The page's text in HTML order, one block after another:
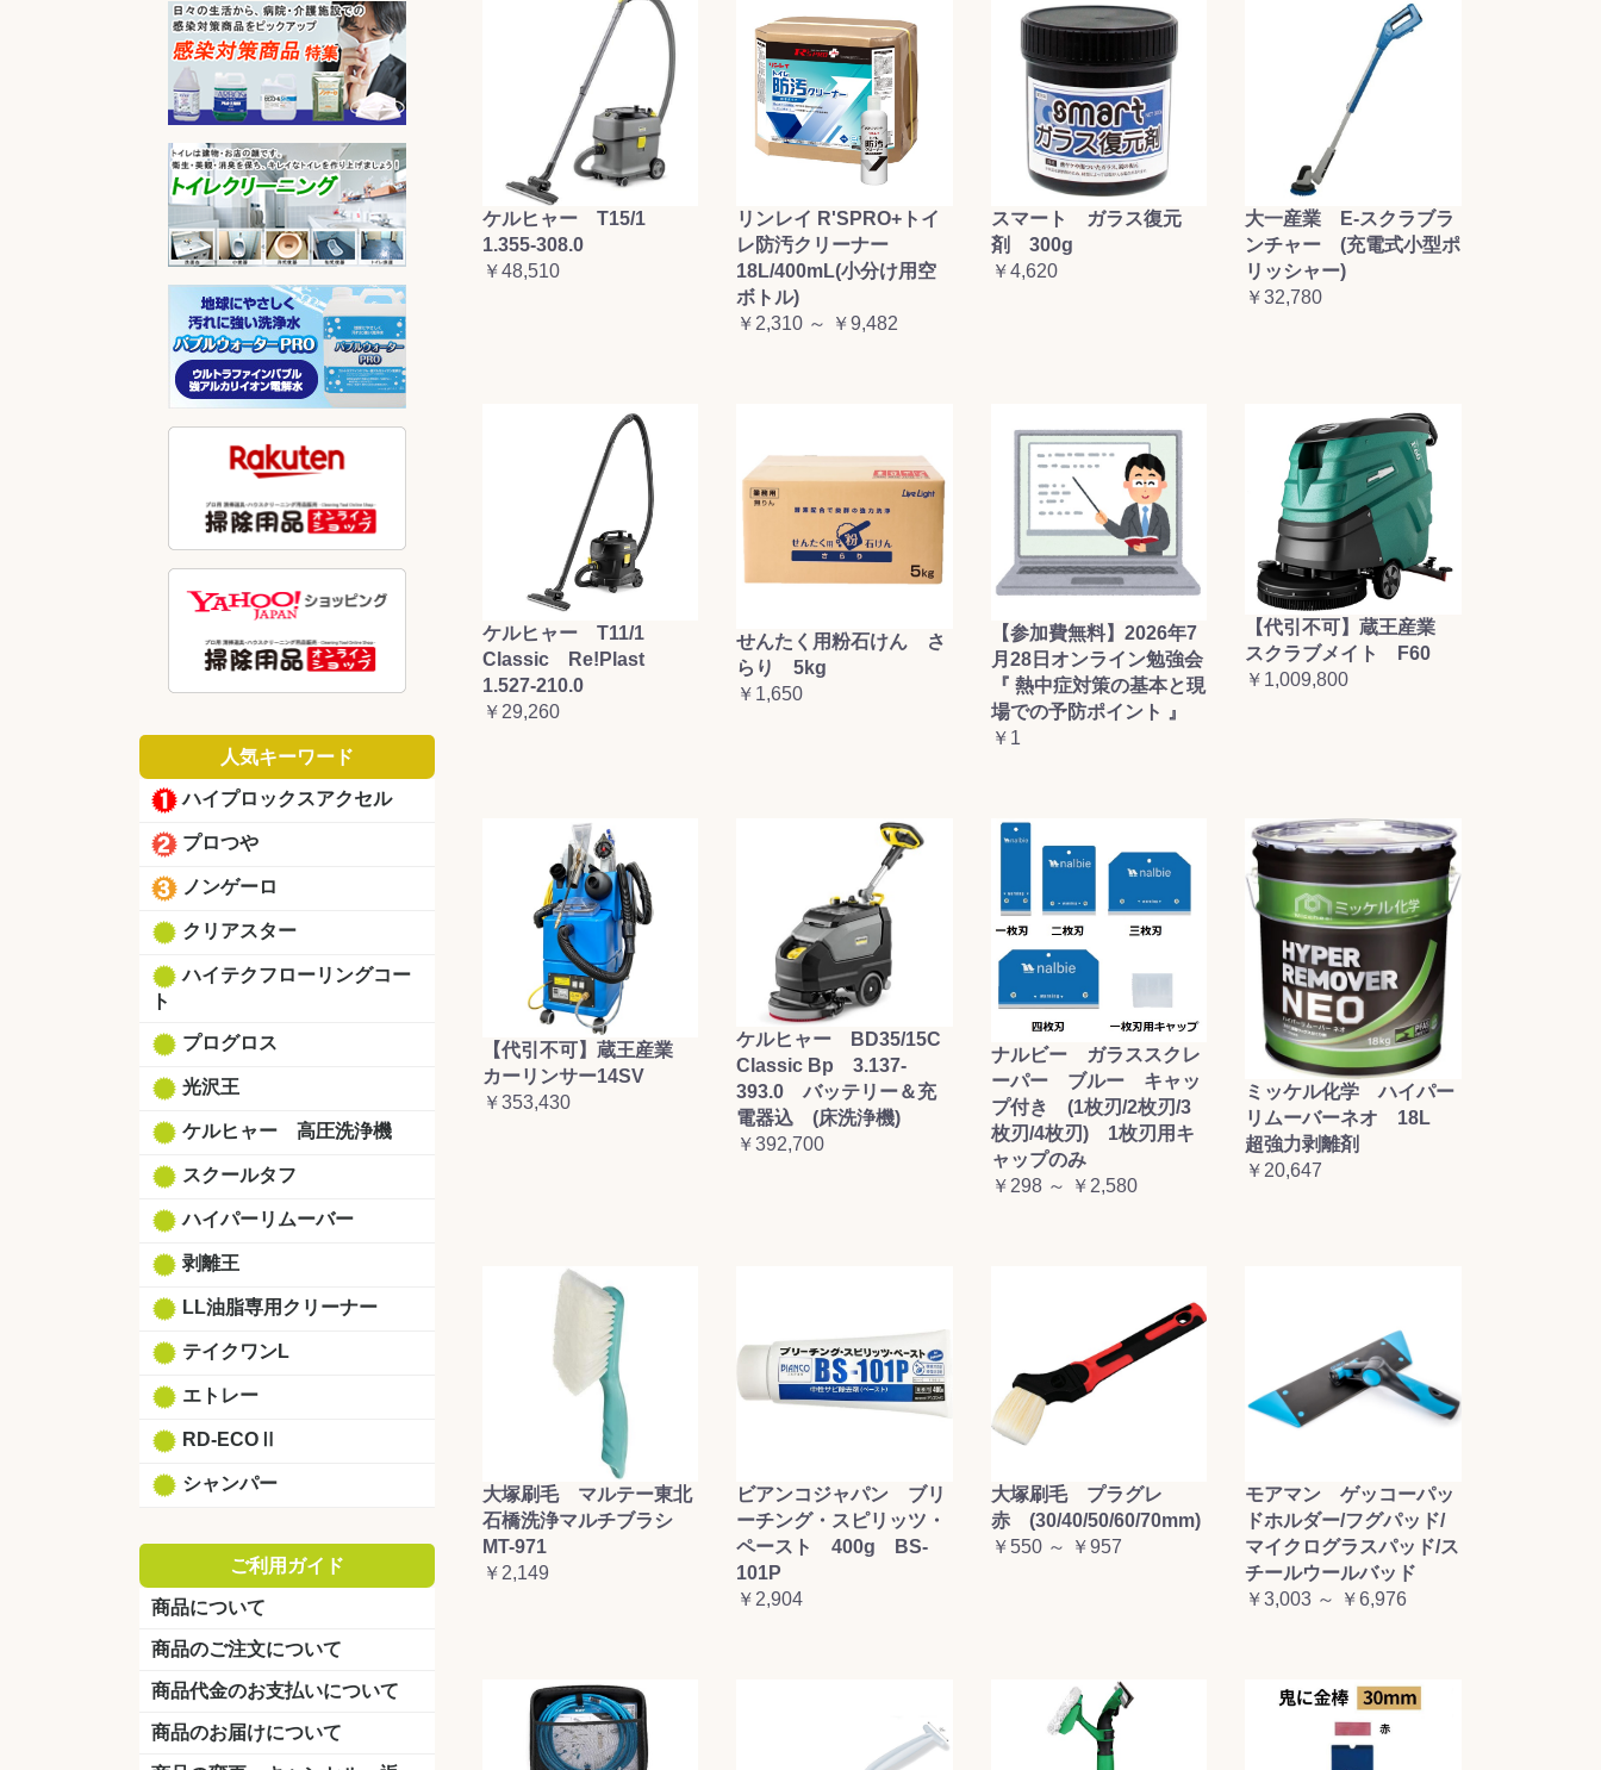
人気キーワード
ハイプロックスアクセル
プロつや
ノンゲーロ
クリアスター
ハイテクフローリングコー
ト
プログロス
光沢王
ケルヒャー 高圧洗浄機
スクールタフ
ハイパーリムーバー
剥離王
LL油脂専用クリーナー
テイクワンL
エトレー
RD-ECOⅡ
シャンパー
ご利用ガイド
商品について
商品のご注文について
商品代金のお支払いについて
商品のお届けについて
ケルヒャー T15/1
1.355-308.0
￥48,510
リンレイ R'SPRO+トイ
レ防汚クリーナー
18L/400mL(小分け用空
ボトル)
￥2,310 ～ ￥9,482
スマート ガラス復元
剤 300g
￥4,620
大一産業 E-スクラブラ
ンチャー (充電式小型ポ
リッシャー)
￥32,780
ケルヒャー T11/1
Classic Re!Plast
1.527-210.0
￥29,260
せんたく用粉石けん さ
らり 5kg
￥1,650
【参加費無料】2026年7
月28日オンライン勉強会
『 熱中症対策の基本と現
場での予防ポイント 』
￥1
【代引不可】蔵王産業
スクラブメイト F60
￥1,009,800
【代引不可】蔵王産業
カーリンサー14SV
￥353,430
ケルヒャー BD35/15C
Classic Bp 3.137-
393.0 バッテリー＆充
電器込 (床洗浄機)
￥392,700
ナルビー ガラススクレ
ーパー ブルー キャッ
プ付き (1枚刃/2枚刃/3
枚刃/4枚刃) 1枚刃用キ
ャップのみ
￥298 ～ ￥2,580
ミッケル化学 ハイパー
リムーバーネオ 18L
超強力剥離剤
￥20,647
大塚刷毛 マルテー東北
石橋洗浄マルチブラシ
MT-971
￥2,149
ビアンコジャパン ブリ
ーチング・スピリッツ・
ペースト 400g BS-
101P
￥2,904
大塚刷毛 プラグレ
赤 (30/40/50/60/70mm)
￥550 ～ ￥957
モアマン ゲッコーパッ
ドホルダー/フグパッド/
マイクログラスパッド/ス
チールウールバッド
￥3,003 ～ ￥6,976